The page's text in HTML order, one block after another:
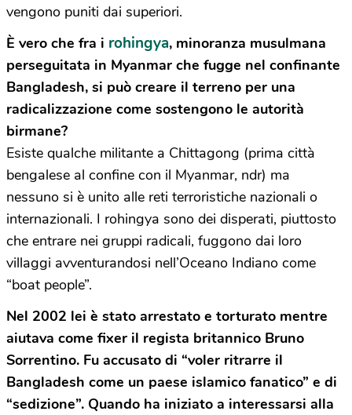
vengono puniti dai superiori.
È vero che fra i rohingya, minoranza musulmana
perseguitata in Myanmar che fugge nel confinante
Bangladesh, si può creare il terreno per una
radicalizzazione come sostengono le autorità
birmane?
Esiste qualche militante a Chittagong (prima città
bengalese al confine con il Myanmar, ndr) ma
nessuno si è unito alle reti terroristiche nazionali o
internazionali. I rohingya sono dei disperati, piuttosto
che entrare nei gruppi radicali, fuggono dai loro
villaggi avventurandosi nell’Oceano Indiano come
“boat people”.
Nel 2002 lei è stato arrestato e torturato mentre
aiutava come fixer il regista britannico Bruno
Sorrentino. Fu accusato di “voler ritrarre il
Bangladesh come un paese islamico fanatico” e di
“sedizione”. Quando ha iniziato a interessarsi alla